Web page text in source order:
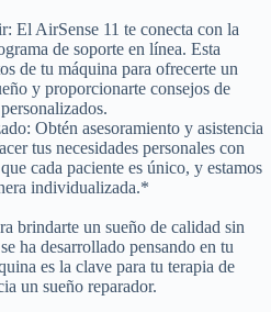
El AirSense 11 te conecta con la
de soporte en línea. Esta
de tu máquina para ofrecerte un
y proporcionarte consejos de
Obtén asesoramiento y asistencia
tus necesidades personales con
cada paciente es único, y estamos
individualizada.*
brindarte un sueño de calidad sin
ha desarrollado pensando en tu
es la clave para tu terapia de
un sueño reparador.